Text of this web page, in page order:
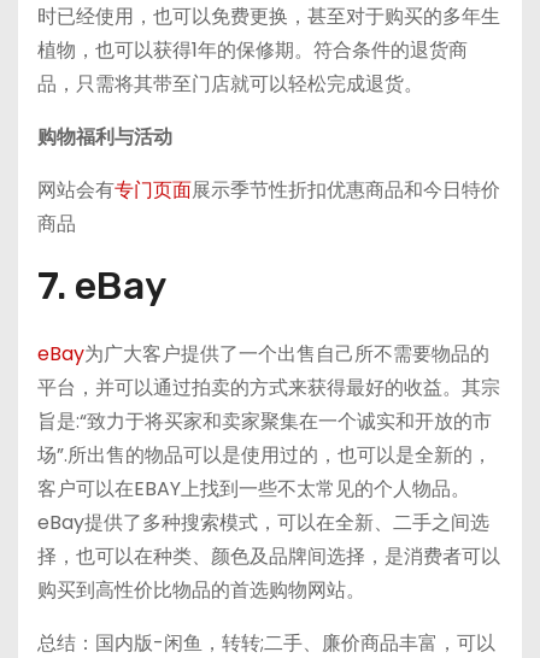
时已经使用，也可以免费更换，甚至对于购买的多年生
植物，也可以获得1年的保修期。符合条件的退货商
品，只需将其带至门店就可以轻松完成退货。
购物福利与活动
网站会有专门页面展示季节性折扣优惠商品和今日特价
商品
7. eBay
eBay为广大客户提供了一个出售自己所不需要物品的
平台，并可以通过拍卖的方式来获得最好的收益。其宗
旨是:“致力于将买家和卖家聚集在一个诚实和开放的市
场”.所出售的物品可以是使用过的，也可以是全新的，
客户可以在EBAY上找到一些不太常见的个人物品。
eBay提供了多种搜索模式，可以在全新、二手之间选
择，也可以在种类、颜色及品牌间选择，是消费者可以
购买到高性价比物品的首选购物网站。
总结：国内版-闲鱼，转转;二手、廉价商品丰富，可以